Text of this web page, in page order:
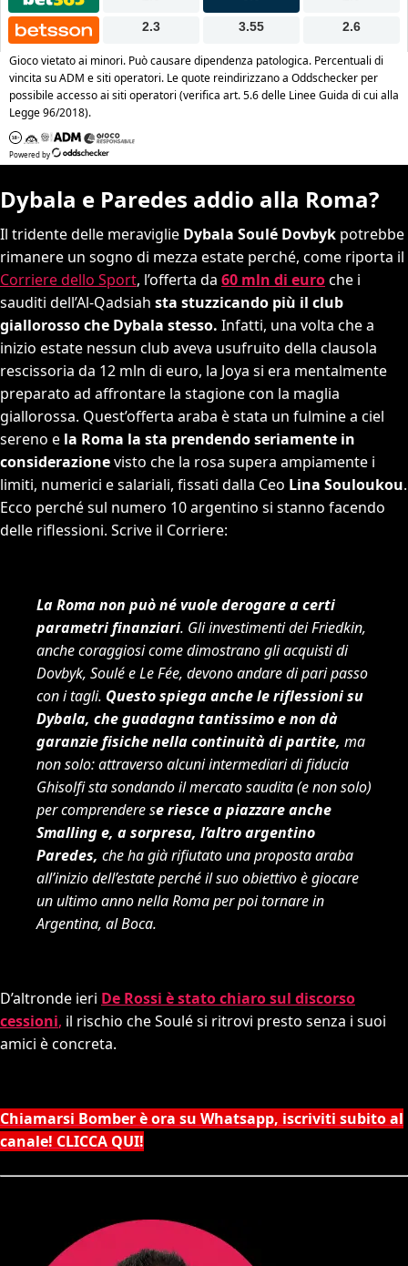
Dybala e Paredes addio alla Roma?
Il tridente delle meraviglie Dybala Soulé Dovbyk potrebbe
rimanere un sogno di mezza estate perché, come riporta il
Corriere dello Sport, l’offerta da 60 mln di euroche i
sauditi dell’Al-Qadsiah sta stuzzicando più il club
giallorosso che Dybala stesso. Infatti, una volta che a
inizio estate nessun club aveva usufruito della clausola
rescissoria da 12 mln di euro, la Joya si era mentalmente
preparato ad affrontare la stagione con la maglia
giallorossa. Quest’offerta araba è stata un fulmine a ciel
sereno e la Roma la sta prendendo seriamente in
considerazionevisto che la rosa supera ampiamente i
limiti, numerici e salariali, fissati dalla Ceo Lina Souloukou.
Ecco perché sul numero 10 argentino si stanno facendo
delle riflessioni. Scrive il Corriere:
La Roma non può né vuole derogare a certi
parametri finanziari. Gli investimenti dei Friedkin,
anche coraggiosi come dimostrano gli acquisti di
Dovbyk, Soulé e Le Fée, devono andare di pari passo
con i tagli. Questo spiega anche le riflessioni su
Dybala, che guadagna tantissimo e non dà
garanzie fisiche nella continuità di partite, ma
non solo: attraverso alcuni intermediari di fiducia
Ghisolfi sta sondando il mercato saudita (e non solo)
per comprendere se riesce a piazzare anche
Smalling e, a sorpresa, l’altro argentino
Paredes, che ha già rifiutato una proposta araba
all’inizio dell’estate perché il suo obiettivo è giocare
un ultimo anno nella Roma per poi tornare in
Argentina, al Boca.
D’altronde ieri De Rossi è stato chiaro sul discorso
cessioni, il rischio che Soulé si ritrovi presto senza i suoi
amici è concreta.
Chiamarsi Bomber è ora su Whatsapp, iscriviti subito al
canale! CLICCA QUI!